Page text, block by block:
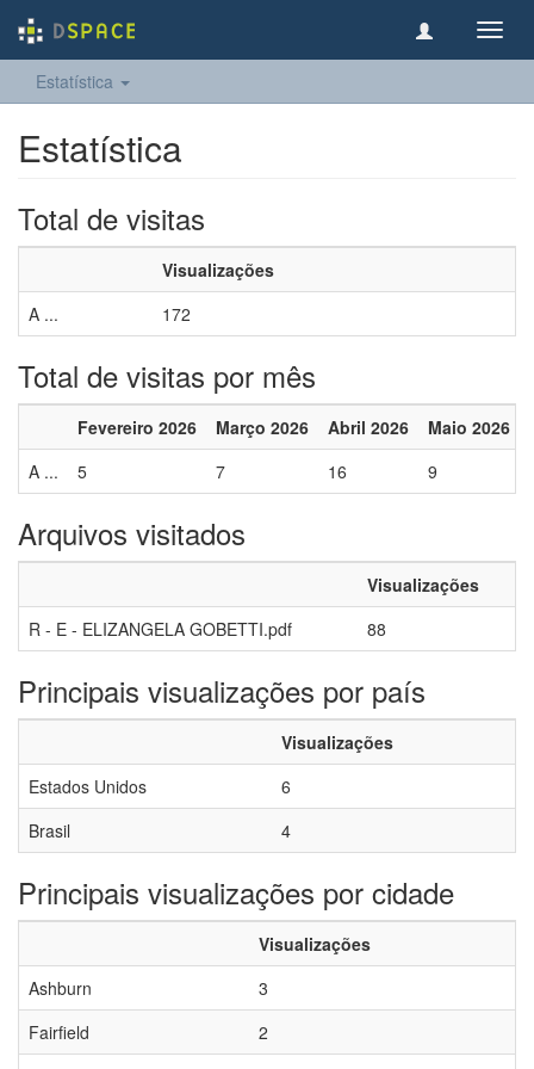
Estatística
Estatística
Total de visitas
Visualizações
A ...
172
Total de visitas por mês
Fevereiro 2026 Março 2026 Abril 2026 Maio 2026
A ...
5 7 16 9
Arquivos visitados
Visualizações
R - E - ELIZANGELA GOBETTI.pdf
88
Principais visualizações por país
Visualizações
Estados Unidos
6
Brasil
4
Principais visualizações por cidade
Visualizações
Ashburn
3
Fairfield
2